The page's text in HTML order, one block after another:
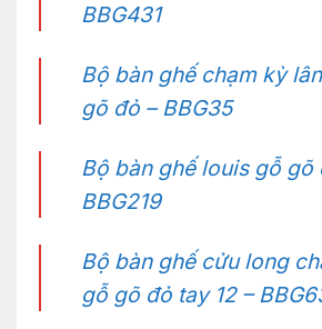
BBG431
Bộ bàn ghế chạm kỳ
gõ đỏ – BBG35
Bộ bàn ghế louis gỗ gõ
BBG219
Bộ bàn ghế cửu long
gỗ gõ đỏ tay 12 –